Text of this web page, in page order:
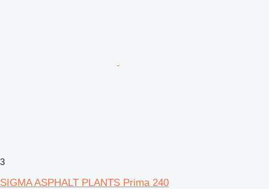
3
SIGMA ASPHALT PLANTS Prima 240